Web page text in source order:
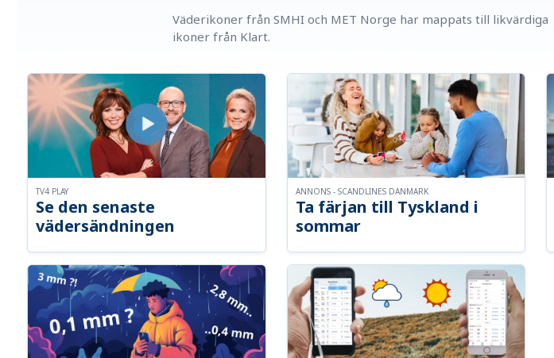
Väderikoner från SMHI och MET Norge har mappats till likvärdiga
ikoner från Klart.
Se den senaste
vädersändningen
TV4 PLAY
Ta färjan till Tyskland i
sommar
ANNONS - SCANDLINES DANMARK